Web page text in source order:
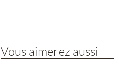
Vous aimerez aussi